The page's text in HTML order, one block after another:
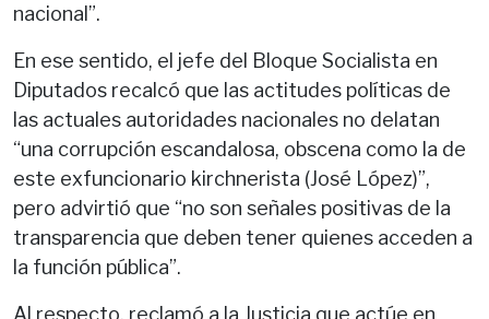
nacional”.
En ese sentido, el jefe del Bloque Socialista en
Diputados recalcó que las actitudes políticas de
las actuales autoridades nacionales no delatan
“una corrupción escandalosa, obscena como la de
este exfuncionario kirchnerista (José López)”,
pero advirtió que “no son señales positivas de la
transparencia que deben tener quienes acceden a
la función pública”.
Al respecto, reclamó a la Justicia que actúe en